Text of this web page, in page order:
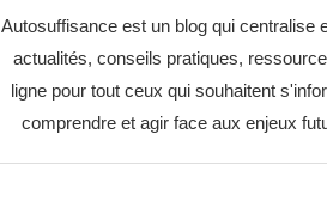
Autosuffisance est un blog qui centralise
actualités, conseils pratiques,
ligne pour tout ceux qui souhaitent
comprendre et agir face aux enjeux